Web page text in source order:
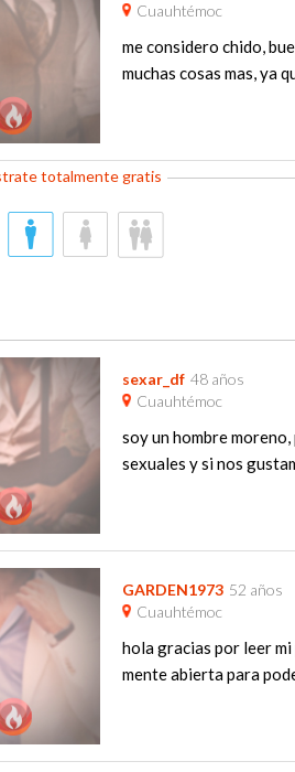
Cuauhtémoc
me considero chido,
muchas cosas mas, ya
sexar_df 48 años
Cuauhtémoc
soy un hombre moreno,
sexuales y si nos
GARDEN1973 52 años
Cuauhtémoc
hola gracias por leer
mente abierta para